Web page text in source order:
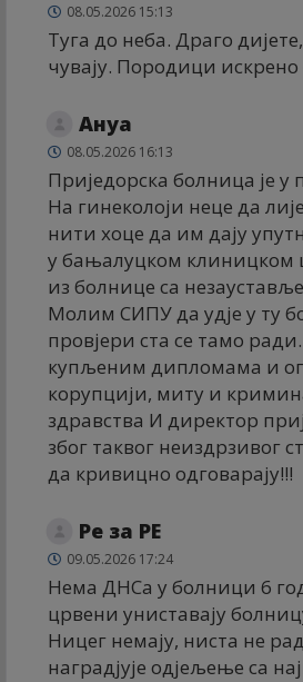
08.05.2026 15:13
Туга до неба. Драго
чувају. Породици
Анyа
08.05.2026 16:13
Приједорска болница је у
На гинеколоји неце да
нити хоце да им дају
у бањалуцком клиницком
из болнице са
Молим СИПУ да удје у ту
провјери ста се тамо
купљеним дипломама и
корупцији, миту и
здравства И директор
због таквог неиздрзивог
да кривицно одговарају!!!
Ре за РЕ
09.05.2026 17:24
Нема ДНСа у болници 6
црвени униставају
Ницег немају, ниста не
наградјује одјељење са